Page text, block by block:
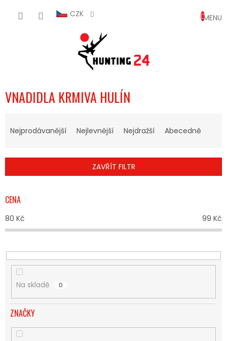
CZK
KOŠÍK
VNADIDLA KRMIVA HULÍN
N
Í
R
O
D
U
T
Ů
Nejprodávanější Nejlevnější Nejdražší Abecedně
ZAVŘÍT FILTR
CENA
80 Kč 99 Kč
Na skladě 0
ZNAČKY